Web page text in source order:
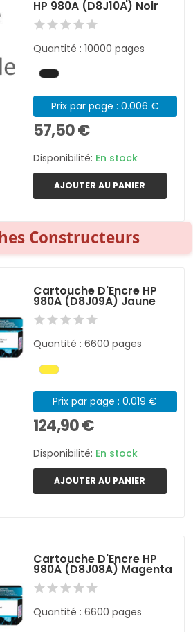
HP 980A (D8J10A) Noir
Quantité : 10000 pages
Prix par page : 0.006 €
57,50 €
Disponibilité: En stock
AJOUTER AU PANIER
Constructeurs
Cartouche D'Encre HP
980A (D8J09A) Jaune
Quantité : 6600 pages
Prix par page : 0.019 €
124,90 €
Disponibilité: En stock
AJOUTER AU PANIER
Cartouche D'Encre HP
980A (D8J08A) Magenta
Quantité : 6600 pages